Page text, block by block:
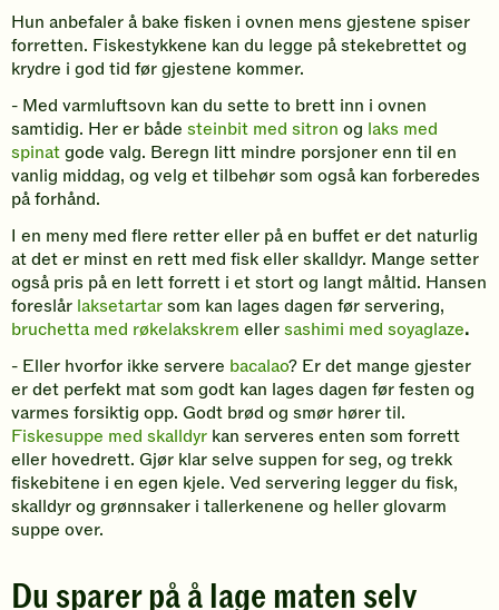
Hun anbefaler å bake fisken i ovnen mens gjestene spiser
forretten. Fiskestykkene kan du legge på stekebrettet og
krydre i god tid før gjestene kommer.
- Med varmluftsovn kan du sette to brett inn i ovnen
samtidig. Her er både steinbit med sitron og laks med
spinatgode valg. Beregn litt mindre porsjoner enn til en
vanlig middag, og velg et tilbehør som også kan forberedes
på forhånd.
I en meny med flere retter eller på en buffet er det naturlig
at det er minst en rett med fisk eller skalldyr. Mange setter
også pris på en lett forrett i et stort og langt måltid. Hansen
foreslår laksetartarsom kan lages dagen før servering,
bruchetta med røkelakskrem ellersashimi med soyaglaze.
- Eller hvorfor ikke servere bacalao? Er det mange gjester
er det perfekt mat som godt kan lages dagen før festen og
varmes forsiktig opp. Godt brød og smør hører til.
Fiskesuppe med skalldyr kan serveres enten som forrett
eller hovedrett. Gjør klar selve suppen for seg, og trekk
fiskebitene i en egen kjele. Ved servering legger du fisk,
skalldyr og grønnsaker i tallerkenene og heller glovarm
suppe over.
Du sparer på å lage maten selv